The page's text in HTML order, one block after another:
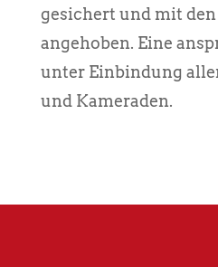
gesichert und mit
angehoben. Eine
unter Einbindung
und Kameraden.